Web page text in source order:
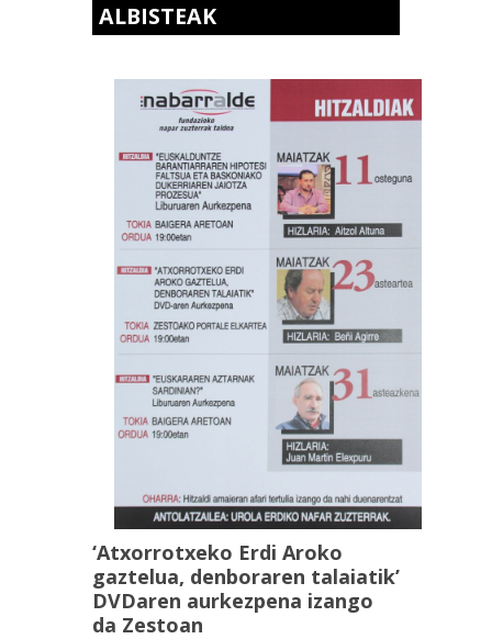
ALBISTEAK
‘Atxorrotxeko Erdi Aroko
gaztelua, denboraren talaiatik’
DVDaren aurkezpena izango
da Zestoan